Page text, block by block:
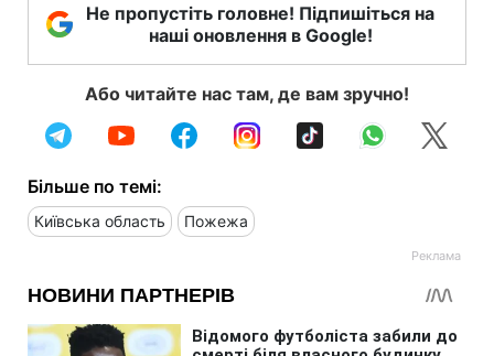
Не пропустіть головне! Підпишіться на
наші оновлення в Google!
Або читайте нас там, де вам зручно!
Більше по темі:
Київська область Пожежа